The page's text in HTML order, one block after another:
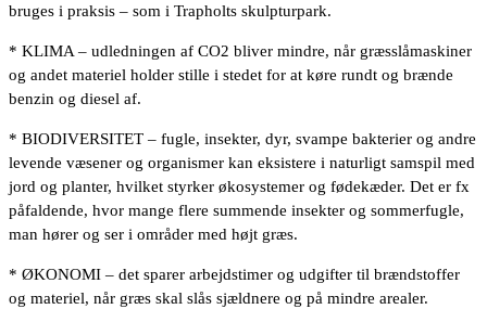
bruges i praksis – som i Trapholts skulpturpark.
* KLIMA – udledningen af CO2 bliver mindre, når græsslåmaskiner
og andet materiel holder stille i stedet for at køre rundt og brænde
benzin og diesel af.
* BIODIVERSITET – fugle, insekter, dyr, svampe bakterier og andre
levende væsener og organismer kan eksistere i naturligt samspil med
jord og planter, hvilket styrker økosystemer og fødekæder. Det er fx
påfaldende, hvor mange flere summende insekter og sommerfugle,
man hører og ser i områder med højt græs.
* ØKONOMI – det sparer arbejdstimer og udgifter til brændstoffer
og materiel, når græs skal slås sjældnere og på mindre arealer.